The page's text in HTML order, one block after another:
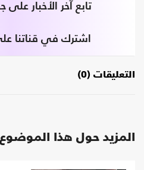
تابع آخر الأخبار على
اشترك في قناتنا
التعليقات (0)
المزيد حول هذا الموضوع